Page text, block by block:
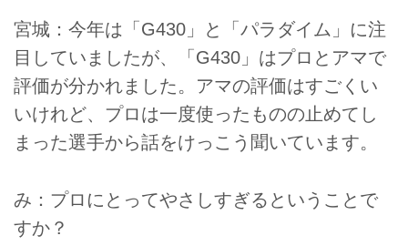
宮城：今年は「G430」と「パラダイム」に注
目していましたが、「G430」はプロとアマで
評価が分かれました。アマの評価はすごくい
いけれど、プロは一度使ったものの止めてし
まった選手から話をけっこう聞いています。
み：プロにとってやさしすぎるということで
すか？